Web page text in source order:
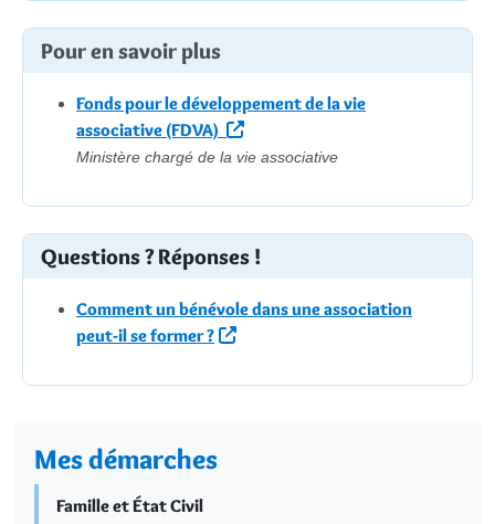
Pour en savoir plus
Fonds pour le développement de la vie
associative (FDVA)
Ministère chargé de la vie associative
Questions ? Réponses !
Comment un bénévole dans une association
peut-il se former ?
Mes démarches
Famille et État Civil